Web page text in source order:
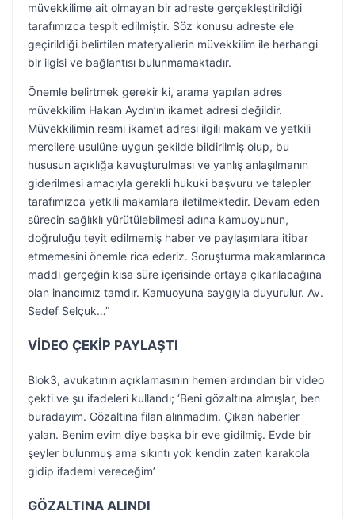
müvekkilime ait olmayan bir adreste gerçekleştirildiği
tarafımızca tespit edilmiştir. Söz konusu adreste ele
geçirildiği belirtilen materyallerin müvekkilim ile herhangi
bir ilgisi ve bağlantısı bulunmamaktadır.
Önemle belirtmek gerekir ki, arama yapılan adres
müvekkilim Hakan Aydın’ın ikamet adresi değildir.
Müvekkilimin resmi ikamet adresi ilgili makam ve yetkili
mercilere usulüne uygun şekilde bildirilmiş olup, bu
hususun açıklığa kavuşturulması ve yanlış anlaşılmanın
giderilmesi amacıyla gerekli hukuki başvuru ve talepler
tarafımızca yetkili makamlara iletilmektedir. Devam eden
sürecin sağlıklı yürütülebilmesi adına kamuoyunun,
doğruluğu teyit edilmemiş haber ve paylaşımlara itibar
etmemesini önemle rica ederiz. Soruşturma makamlarınca
maddi gerçeğin kısa süre içerisinde ortaya çıkarılacağına
olan inancımız tamdır. Kamuoyuna saygıyla duyurulur. Av.
Sedef Selçuk…”
VİDEO ÇEKİP PAYLAŞTI
Blok3, avukatının açıklamasının hemen ardından bir video
çekti ve şu ifadeleri kullandı; ‘Beni gözaltına almışlar, ben
buradayım. Gözaltına filan alınmadım. Çıkan haberler
yalan. Benim evim diye başka bir eve gidilmiş. Evde bir
şeyler bulunmuş ama sıkıntı yok kendin zaten karakola
gidip ifademi vereceğim’
GÖZALTINA ALINDI